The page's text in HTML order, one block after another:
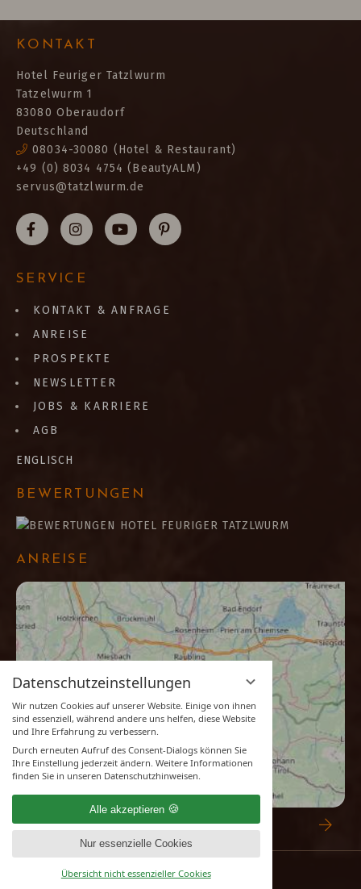
Datenschutzeinstellungen
Wir nutzen Cookies auf unserer Website. Einige von ihnen
sind essenziell, während andere uns helfen, diese Website
und Ihre Erfahrung zu verbessern.
Durch erneuten Aufruf des Consent-Dialogs können Sie
Ihre Einstellung jederzeit ändern. Weitere Informationen
finden Sie in unseren Datenschutzhinweisen.
Alle akzeptieren
Nur essenzielle Cookies
Übersicht nicht essenzieller Cookies
KONTAKT
Hotel Feuriger Tatzlwurm
Tatzelwurm 1
83080 Oberaudorf
Deutschland
08034-30080 (Hotel & Restaurant)
+49 (0) 8034 4754 (BeautyALM)
servus@tatzlwurm.de
SERVICE
KONTAKT & ANFRAGE
ANREISE
PROSPEKTE
NEWSLETTER
JOBS & KARRIERE
AGB
ENGLISCH
BEWERTUNGEN
ANREISE
ZUR ROUTENPLANUNG
IMPRESSUM DATENSCHUTZ